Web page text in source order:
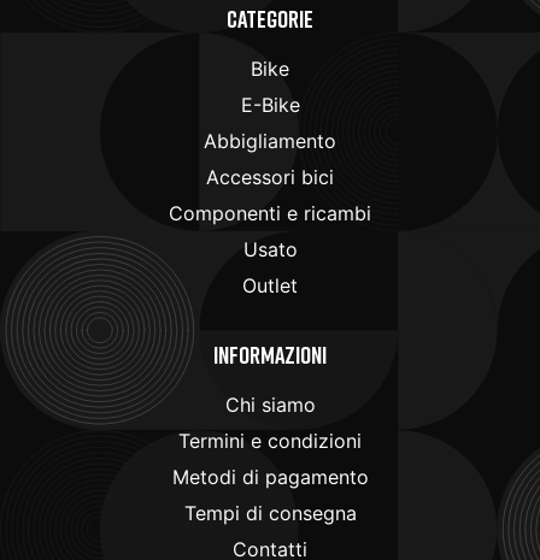
Categorie
Bike
E-Bike
Abbigliamento
Accessori bici
Componenti e ricambi
Usato
Outlet
Informazioni
Chi siamo
Termini e condizioni
Metodi di pagamento
Tempi di consegna
Contatti